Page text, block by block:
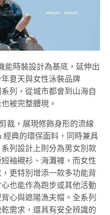
能時裝設計為基底，延伸出
夏天與女性泳裝品牌
列，從城市都會到山海自
被完整體現。
裁，展現修飾身形的流線
經典的環保面料，同時兼具
列設計上則分為男女別款
袖襯衫、海灘褲，而女性
更特別增添一款多功能背
也能作為跑步或其他活動
心與遮陽漁夫帽。全系列
需求，還具有安全辨識的